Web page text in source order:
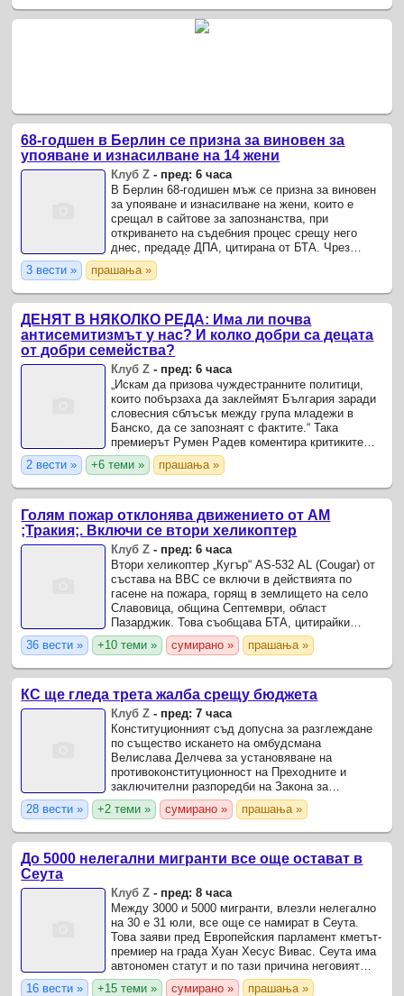
68-годшен в Берлин се призна за виновен за
упояване и изнасилване на 14 жени
Клуб Z - пред: 6 часа
В Берлин 68-годишен мъж се призна за виновен
за упояване и изнасилване на жени, които е
срещал в сайтове за запознанства, при
откриването на съдебния процес срещу него
днес, предаде ДПА, цитирана от БТА. Чрез
адвоката си Йохен Шофтхалер мъжът призна, че
е извършил сексуално ...
3 вести » прашања »
ДЕНЯТ В НЯКОЛКО РЕДА: Има ли почва
антисемитизмът у нас? И колко добри са децата
от добри семейства?
Клуб Z - пред: 6 часа
„Искам да призова чуждестранните политици,
които побързаха да заклеймят България заради
словесния сблъсък между група младежи в
Банско, да се запознаят с фактите.“ Така
премиерът Румен Радев коментира критиките
срещу страната ни заради огласения в
италианските медии инцидент в ...
2 вести » +6 теми » прашања »
Голям пожар отклонява движението от АМ
;Тракия;. Включи се втори хеликоптер
Клуб Z - пред: 6 часа
Втори хеликоптер „Кугър“ AS-532 AL (Cougar) от
състава на ВВС се включи в действията по
гасене на пожара, горящ в землището на село
Славовица, община Септември, област
Пазарджик. Това съобщава БТА, цитирайки
Министерството на отбраната.
36 вести » +10 теми » сумирано » прашања »
КС ще гледа трета жалба срещу бюджета
Клуб Z - пред: 7 часа
Конституционният съд допусна за разглеждане
по същество искането на омбудсмана
Велислава Делчева за установяване на
противоконституционност на Преходните и
заключителни разпоредби на Закона за
държавния бюджет на България за 2026 г.
28 вести » +2 теми » сумирано » прашања »
До 5000 нелегални мигранти все още остават в
Сеута
Клуб Z - пред: 8 часа
Между 3000 и 5000 мигранти, влезли нелегално
на 30 е 31 юли, все още се намират в Сеута.
Това заяви пред Европейския парламент кметът-
премиер на града Хуан Хесус Вивас. Сеута има
автономен статут и по тази причина неговият
кмет е и регионален министър-председател.
16 вести » +15 теми » сумирано » прашања »